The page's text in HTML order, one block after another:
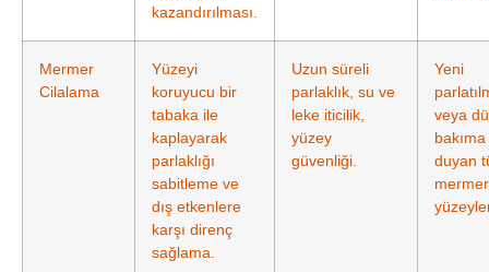
kazandırılması.
Mermer
Cilalama
Yüzeyi
koruyucu bir
tabaka ile
kaplayarak
parlaklığı
sabitleme ve
dış etkenlere
karşı direnç
sağlama.
Uzun süreli
parlaklık, su ve
leke iticilik,
yüzey
güvenliği.
Yeni
veya
duyan
mermer